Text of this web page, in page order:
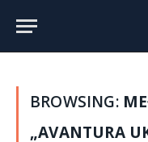
BROWSING:
„AVANTURA